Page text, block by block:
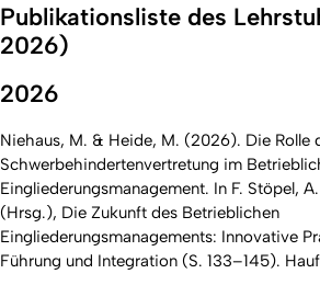
Publikationsliste des
2026)
2026
Niehaus, M. & Heide, M. (2026). Die Rolle
Schwerbehindertenvertretung im
Eingliederungsmanagement. In F. Stöpel,
(Hrsg.), Die Zukunft des Betrieblichen
Eingliederungsmanagements: Innovative
Führung und Integration (S. 133–145).